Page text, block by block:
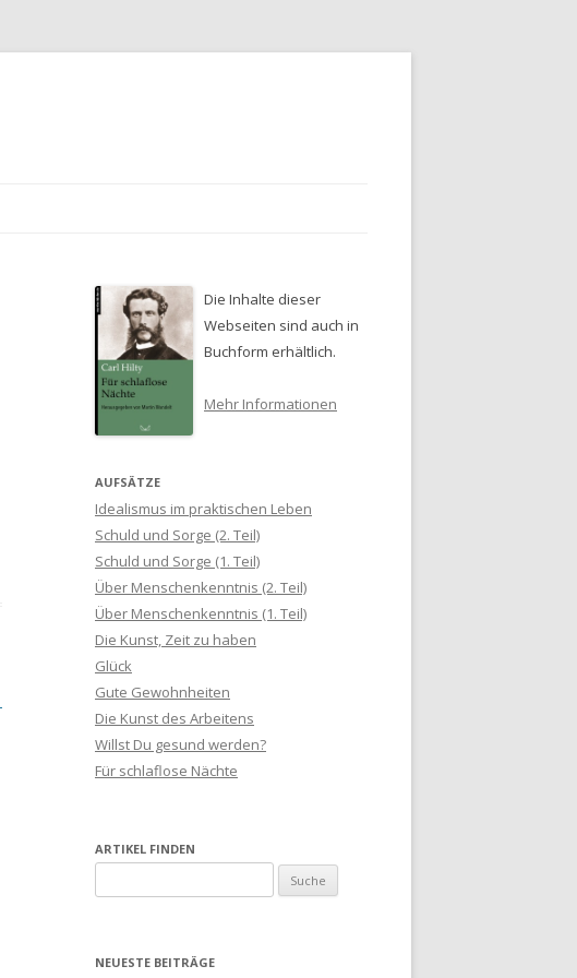
Die Inhalte dieser
Webseiten sind auch in
Buchform erhältlich.
Mehr Informationen
AUFSÄTZE
Idealismus im praktischen Leben
Schuld und Sorge (2. Teil)
Schuld und Sorge (1. Teil)
Über Menschenkenntnis (2. Teil)
Über Menschenkenntnis (1. Teil)
Die Kunst, Zeit zu haben
Glück
Gute Gewohnheiten
Die Kunst des Arbeitens
Willst Du gesund werden?
Für schlaflose Nächte
ARTIKEL FINDEN
u
h
NEUESTE BEITRÄGE